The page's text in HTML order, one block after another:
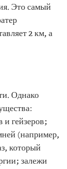
Это самый
2 км, а
Однако
и гейзеров;
(например,
который
залежи